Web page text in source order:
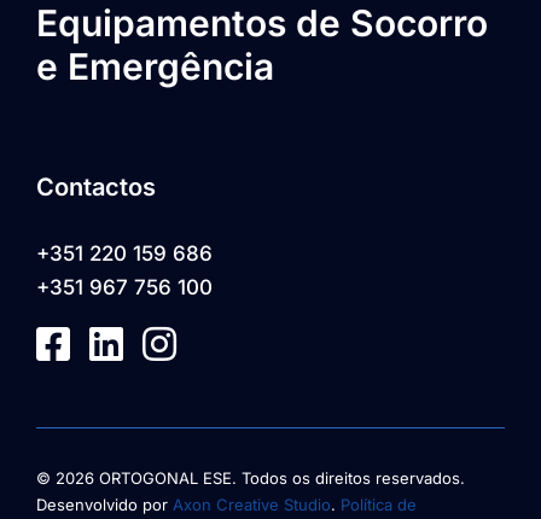
Equipamentos de Socorro
e Emergência
Contactos
+351 220 159 686
+351 967 756 100
© 2026 ORTOGONAL ESE. Todos os direitos reservados.
Desenvolvido por Axon Creative Studio. Política de